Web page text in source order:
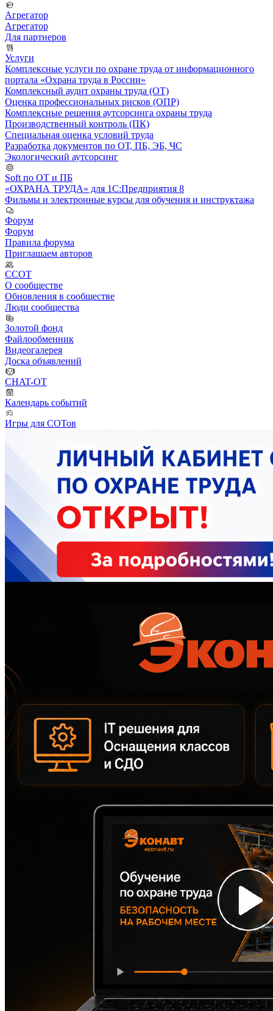
Агрегатор
Агрегатор
Для партнеров
Услуги
Комплексные услуги по охране труда от информационного
портала «Охрана труда в России»
Комплексный аудит охраны труда (ОТ)
Оценка профессиональных рисков (ОПР)
Комплексные решения аутсорсинга охраны труда
Производственный контроль (ПК)
Специальная оценка условий труда
Разработка документов по ОТ, ПБ, ЭБ, ЧС
Экологический аутсорсинг
Soft по ОТ и ПБ
«ОХРАНА ТРУДА» для 1С:Предприятия 8
Фильмы и электронные курсы для обучения и инструктажа
Форум
Форум
Правила форума
Приглашаем авторов
ССОТ
О сообществе
Обновления в сообществе
Люди сообщества
Золотой фонд
Файлообменник
Видеогалерея
Доска объявлений
CHAT-OT
Календарь событий
Игры для СОТов